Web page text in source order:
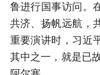
鲁进行国事访问。
共济、扬帆远航，
重要演讲时，习近
其中之一，就是已